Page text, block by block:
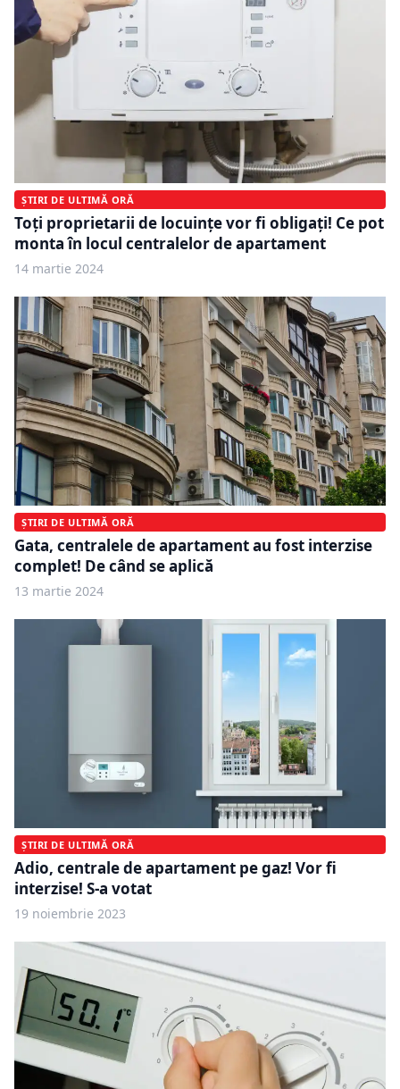
ȘTIRI DE ULTIMĂ ORĂ
Toți proprietarii de locuințe vor fi obligați! Ce pot
monta în locul centralelor de apartament
14 martie 2024
ȘTIRI DE ULTIMĂ ORĂ
Gata, centralele de apartament au fost interzise
complet! De când se aplică
13 martie 2024
ȘTIRI DE ULTIMĂ ORĂ
Adio, centrale de apartament pe gaz! Vor fi
interzise! S-a votat
19 noiembrie 2023